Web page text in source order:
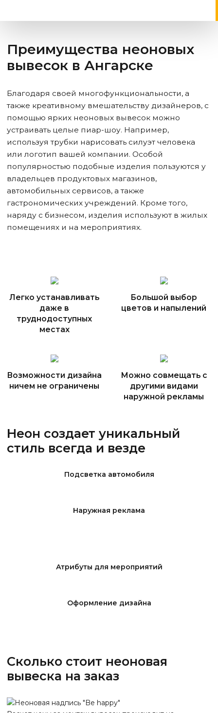
Преимущества неоновых
вывесок в Ангарске
Благодаря своей многофункциональности, а
также креативному вмешательству дизайнеров, с
помощью ярких неоновых вывесок можно
устраивать целые пиар-шоу. Например,
используя трубки нарисовать силуэт человека
или логотип вашей компании. Особой
популярностью подобные изделия пользуются у
владельцев продуктовых магазинов,
автомобильных сервисов, а также
гастрономических учреждений. Кроме того,
наряду с бизнесом, изделия используют в жилых
помещениях и на мероприятиях.
Легко устанавливать
даже в
труднодоступных
местах
Большой выбор
цветов и напылений
Возможности дизайна
ничем не ограничены
Можно совмещать с
другими видами
наружной рекламы
Неон создает уникальный
стиль всегда и везде
Подсветка автомобиля
Наружная реклама
Атрибуты для мероприятий
Оформление дизайна
Сколько стоит неоновая
вывеска на заказ